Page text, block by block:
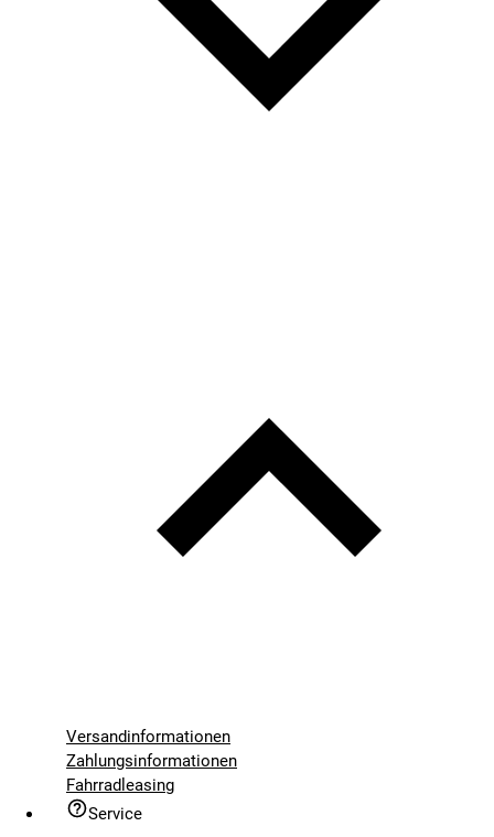
Versandinformationen
Zahlungsinformationen
Fahrradleasing
Service